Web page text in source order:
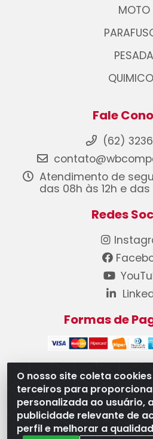
O nosso site coleta
terceiros para
personalizada ao usuário,
publicidade relevante de
perfil e melhorar a
MOTO
PESADA
Fale
(62)
Atendimento de
das 08h às 12h e das
Redes
Formas de
WB Componentes
08.528.393/0001-12 - Rua do
Oeste Industrial, Goiânia/